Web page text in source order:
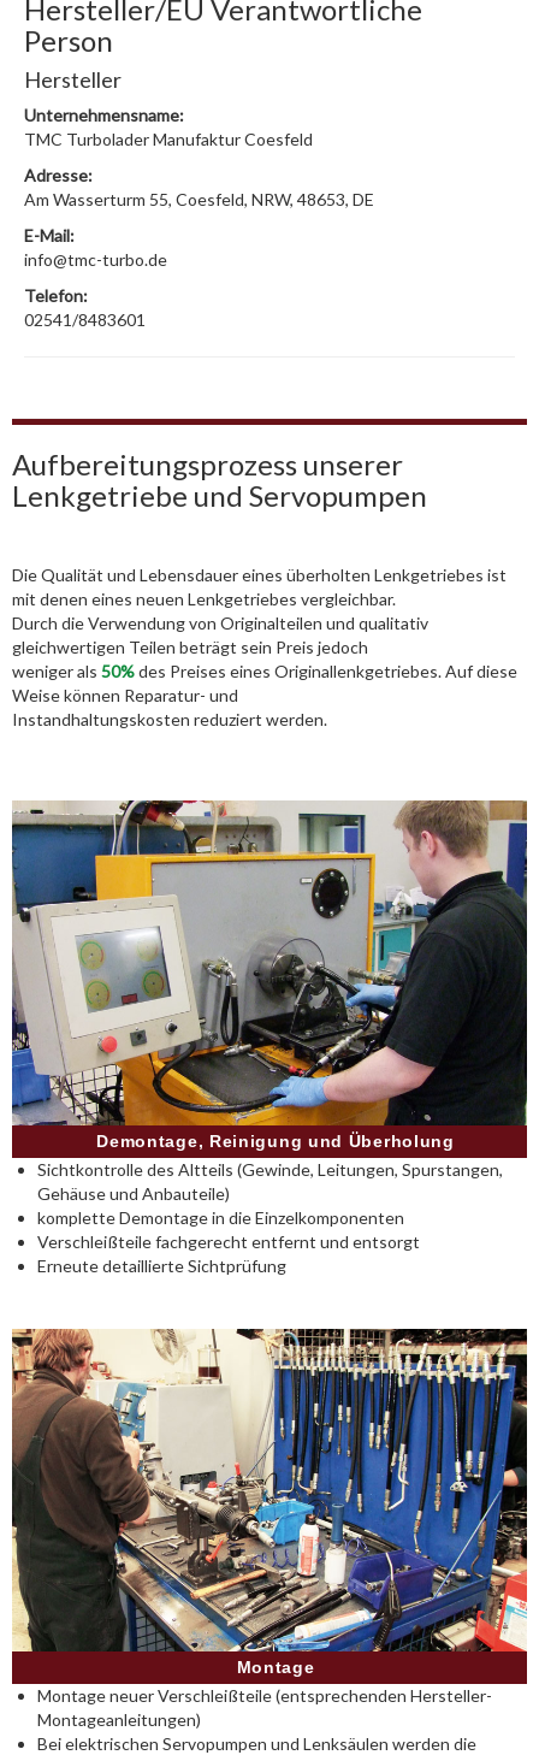
Hersteller/EU Verantwortliche
Person
Hersteller
Unternehmensname:
TMC Turbolader Manufaktur Coesfeld
Adresse:
Am Wasserturm 55, Coesfeld, NRW, 48653, DE
E-Mail:
info@tmc-turbo.de
Telefon:
02541/8483601
Aufbereitungsprozess unserer
Lenkgetriebe und Servopumpen
Die Qualität und Lebensdauer eines überholten Lenkgetriebes ist
mit denen eines neuen Lenkgetriebes vergleichbar.
Durch die Verwendung von Originalteilen und qualitativ
gleichwertigen Teilen beträgt sein Preis jedoch
weniger als 50%des Preises eines Originallenkgetriebes. Auf diese
Weise können Reparatur- und
Instandhaltungskosten reduziert werden.
Demontage, Reinigung und Überholung
Sichtkontrolle des Altteils (Gewinde, Leitungen, Spurstangen,
Gehäuse und Anbauteile)
komplette Demontage in die Einzelkomponenten
Verschleißteile fachgerecht entfernt und entsorgt
Erneute detaillierte Sichtprüfung
Montage
Montage neuer Verschleißteile (entsprechenden Hersteller-
Montageanleitungen)
Bei elektrischen Servopumpen und Lenksäulen werden die